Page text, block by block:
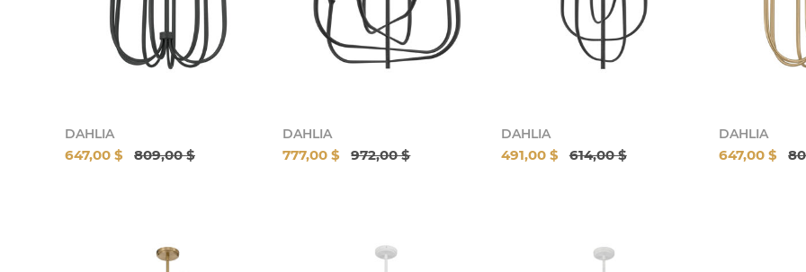
DAHLIA
647,00 $ 809,00 $
DAHLIA
777,00 $ 972,00 $
DAHLIA
491,00 $ 614,00 $
DAHLIA
647,00 $